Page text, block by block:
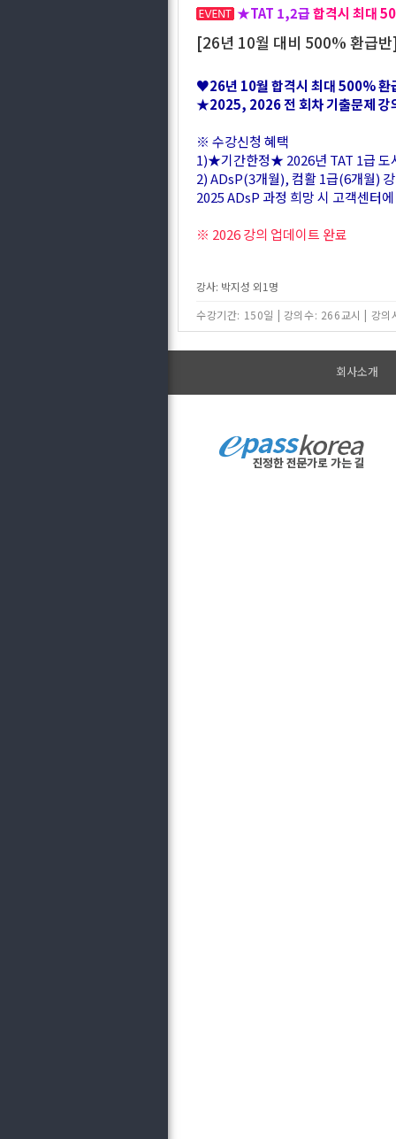
★TAT 1,2급합격시 최대
[26년 10월 대비 500% 환급
♥26년 10월 합격시 최대 500%
★2025, 2026 전 회차 기출문제
※ 수강신청 혜택
1)★기간한정★ 2026년 TAT 1급 도
2) ADsP(3개월), 컴활 1급(6개월)
2025 ADsP 과정 희망 시 고객센터
※ 2026 강의 업데이트 완료
강사: 박지성 외1명
수강기간: 150일 | 강의수: 266교시 | 강의
회사소개